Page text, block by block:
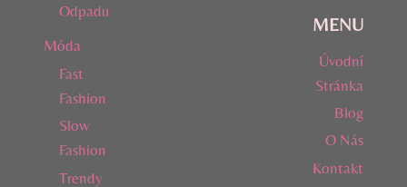
Odpadu
Móda
Fast
Fashion
Slow
Fashion
Trendy
MENU
Úvodní
Stránka
Blog
O Nás
Kontakt